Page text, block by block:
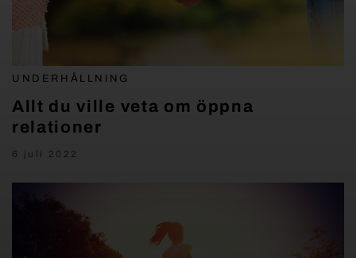
UNDERHÅLLNING
Allt du ville veta om öppna
relationer
6 juli 2022